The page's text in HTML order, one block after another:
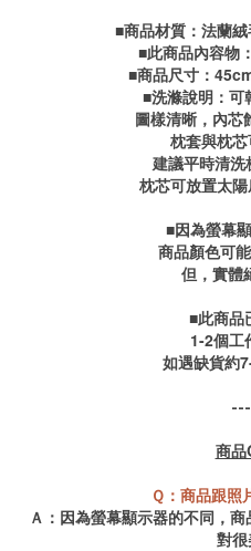
■商品材質：法蘭
■此商品內容物
■商品尺寸：
■洗滌說明：可
圖樣清晰，內芯
枕套與枕
建議平時清
枕芯可放置太陽
■因為螢幕
商品顏色可
但，實體
■此商品
1-2個工
如遇缺貨約
商
Ｑ：商品跟照
Ａ：因為螢幕顯示器的不同，
對很